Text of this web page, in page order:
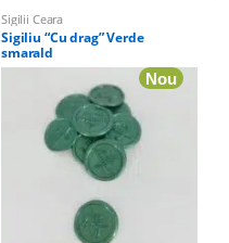
Sigilii Ceara
Sigiliu “Cu drag” Verde
smarald
Nou